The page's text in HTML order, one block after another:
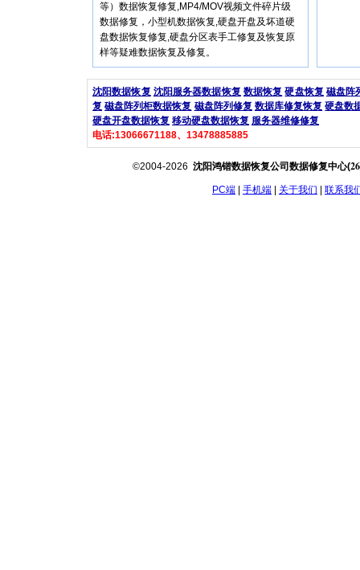
等）数据恢复修复,MP4/MOV视频文件碎片级
数据修复，小型机数据恢复,硬盘开盘及坏道硬
盘数据恢复修复,硬盘分区表手工修复及恢复原
样等疑难数据恢复及修复。
沈阳数据恢复 沈阳服务器数据恢复 数据恢复 硬盘恢复 磁盘阵
复 磁盘阵列柜数据恢复 磁盘阵列修复 数据库修复恢复 硬盘数
硬盘开盘数据恢复 移动硬盘数据恢复 服务器维修修复
电话:13066671188、13478885885
©2004-2026 沈阳鸿锴数据恢复公司数据修复中心(
PC端 手机端 关于我们 联系我